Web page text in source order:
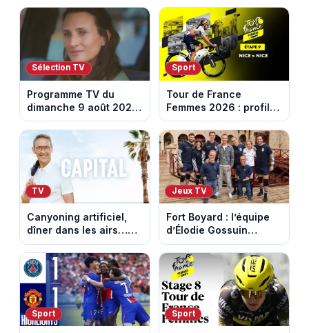
dans les 100 lieux qu'il
faut voir
annonce la triste
nouvelle
Sélection TV
Programme TV du
dimanche 9 août 2026
: notre sélection pour
votre soirée télé
Sport
Tour de France
Femmes 2026 : profil
et horaires de la
dernière étape à Nice
TV
Canyoning artificiel,
dîner dans les airs…
les loisirs les plus fous
passés au crible dans
Capital
Jeux TV
Fort Boyard : l’équipe
d’Élodie Gossuin
termine avec une belle
somme pour l'Unicef et
le Refuge
Sport Sport